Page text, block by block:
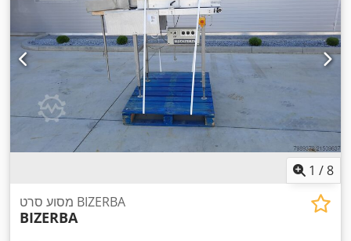
1 /8
מסוע סרט BIZERBA
BIZERBA